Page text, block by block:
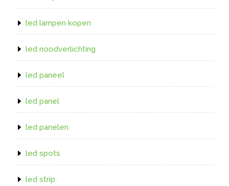
led lampen kopen
led noodverlichting
led paneel
led panel
led panelen
led spots
led strip